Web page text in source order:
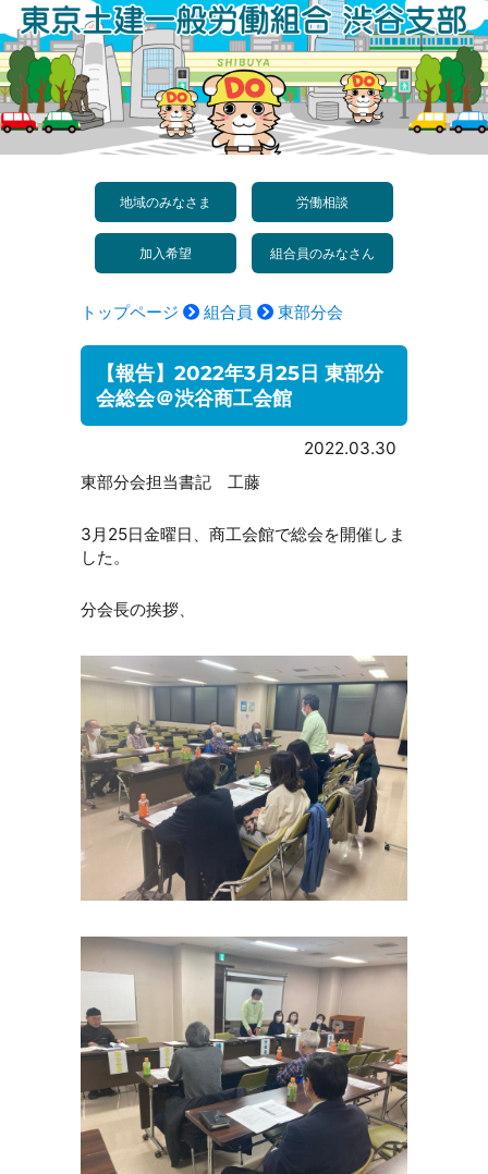
ン
テ
ン
ツ
地域のみなさま 労働相談
加入希望 組合員のみなさん
トップページ 組合員 東部分会
【報告】2022年3月25日 東部分
会総会＠渋谷商工会館
2022.03.30
東部分会担当書記 工藤
3月25日金曜日、商工会館で総会を開催しま
した。
分会長の挨拶、